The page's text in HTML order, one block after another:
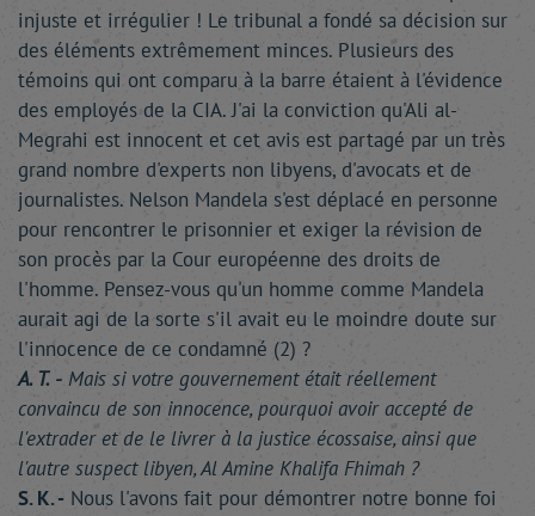
injuste et irrégulier ! Le tribunal a fondé sa décision sur
des éléments extrêmement minces. Plusieurs des
témoins qui ont comparu à la barre étaient à l'évidence
des employés de la CIA. J'ai la conviction qu'Ali al-
Megrahi est innocent et cet avis est partagé par un très
grand nombre d'experts non libyens, d'avocats et de
journalistes. Nelson Mandela s'est déplacé en personne
pour rencontrer le prisonnier et exiger la révision de
son procès par la Cour européenne des droits de
l'homme. Pensez-vous qu'un homme comme Mandela
aurait agi de la sorte s'il avait eu le moindre doute sur
l'innocence de ce condamné (2) ?
A. T. - Mais si votre gouvernement était réellement
convaincu de son innocence, pourquoi avoir accepté de
l'extrader et de le livrer à la justice écossaise, ainsi que
l'autre suspect libyen, Al Amine Khalifa Fhimah ?
S. K. - Nous l'avons fait pour démontrer notre bonne foi